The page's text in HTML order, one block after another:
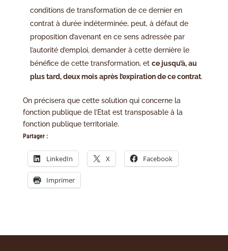
conditions de transformation de ce dernier en
contrat à durée indéterminée, peut, à défaut de
proposition d’avenant en ce sens adressée par
l’autorité d’emploi, demander à cette dernière le
bénéfice de cette transformation, et ce jusqu’à, au
plus tard, deux mois après l’expiration de ce contrat.
On précisera que cette solution qui concerne la
fonction publique de l’Etat est transposable à la
fonction publique territoriale.
Partager :
LinkedIn X Facebook
Imprimer